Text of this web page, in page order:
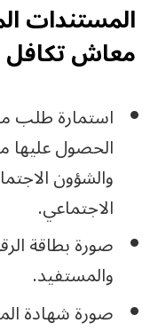
المستندات
معاش تكافل
استمارة طلب
الحصول عليها
والشؤون
الاجتماعي.
صورة بطاقة
والمستفيد.
صورة شهادة